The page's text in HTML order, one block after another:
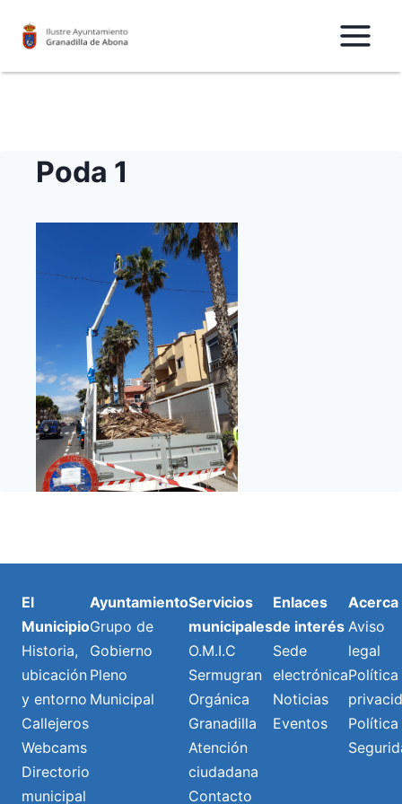
Poda 1
El
Municipio
Historia,
ubicación
y entorno
Callejeros
Webcams
Directorio
municipal
Ayuntamiento
Grupo de
Gobierno
Pleno
Municipal
Servicios
municipales
O.M.I.C
Sermugran
Orgánica
Granadilla
Atención
ciudadana
Contacto
Enlaces
de interés
Sede
electrónica
Noticias
Eventos
Acerca
Aviso
legal
Política
Política